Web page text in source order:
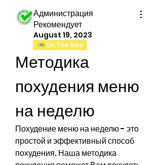
Администрация
Рекомендует
August 19, 2023
On The Rise
Методика
похудения меню
на неделю
Похудение меню на неделю - это
простой и эффективный способ
похудения. Наша методика